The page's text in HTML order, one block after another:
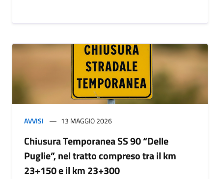
AVVISI 13 MAGGIO 2026
Chiusura Temporanea SS 90 “Delle
Puglie”, nel tratto compreso tra il km
23+150 e il km 23+300